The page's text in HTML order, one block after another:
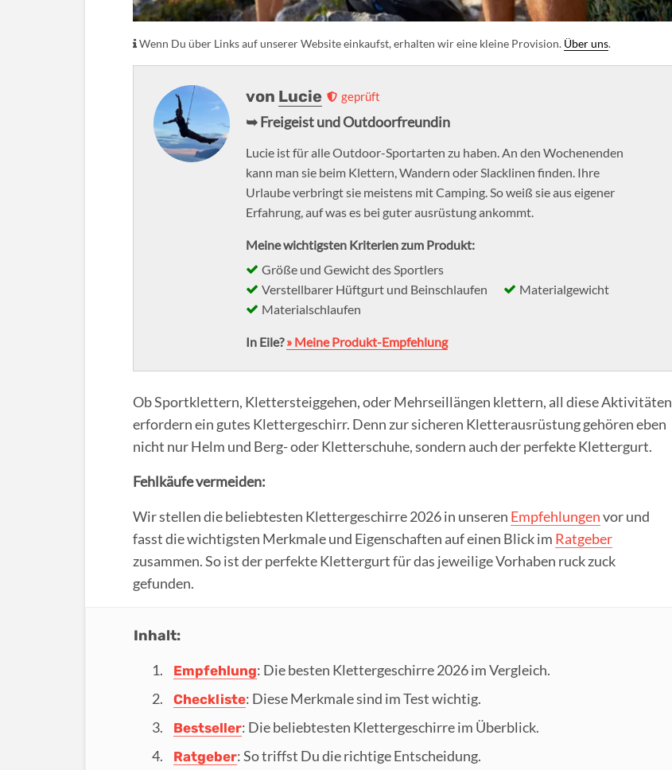
Wenn Du über Links auf unserer Website einkaufst, erhalten wir eine kleine Provision. Über uns.
von Lucie geprüft
➥ Freigeist und Outdoorfreundin
Lucie ist für alle Outdoor-Sportarten zu haben. An den Wochenenden
kann man sie beim Klettern, Wandern oder Slacklinen finden. Ihre
Urlaube verbringt sie meistens mit Camping. So weiß sie aus eigener
Erfahrung, auf was es bei guter ausrüstung ankommt.
Meine wichtigsten Kriterien zum Produkt:
Größe und Gewicht des Sportlers
Verstellbarer Hüftgurt und Beinschlaufen
Materialgewicht
Materialschlaufen
In Eile?» Meine Produkt-Empfehlung
Ob Sportklettern, Klettersteiggehen, oder Mehrseillängen klettern, all diese Aktivitäten
erfordern ein gutes Klettergeschirr. Denn zur sicheren Kletterausrüstung gehören eben
nicht nur Helm und Berg- oder Kletterschuhe, sondern auch der perfekte Klettergurt.
Fehlkäufe vermeiden:
Wir stellen die beliebtesten Klettergeschirre 2026 in unseren Empfehlungenvor und
fasst die wichtigsten Merkmale und Eigenschaften auf einen Blick im Ratgeber
zusammen. So ist der perfekte Klettergurt für das jeweilige Vorhaben ruck zuck
gefunden.
Inhalt:
Empfehlung: Die besten Klettergeschirre 2026 im Vergleich.
Checkliste: Diese Merkmale sind im Test wichtig.
Bestseller: Die beliebtesten Klettergeschirre im Überblick.
Ratgeber: So triffst Du die richtige Entscheidung.